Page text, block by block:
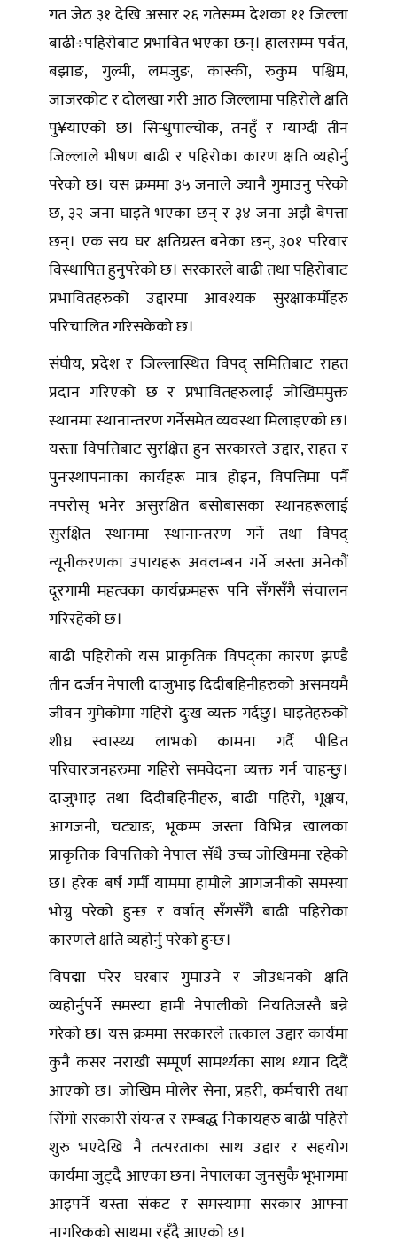
गत जेठ ३१ देखि असार २६ गतेसम्म देशका ११ जिल्ला
बाढी÷पहिरोबाट प्रभावित भएका छन्। हालसम्म पर्वत,
बझाङ, गुल्मी, लमजुङ, कास्की, रुकुम पश्चिम,
जाजरकोट र दोलखा गरी आठ जिल्लामा पहिरोले क्षति
पु¥याएको छ। सिन्धुपाल्चोक, तनहुँ र म्याग्दी तीन
जिल्लाले भीषण बाढी र पहिरोका कारण क्षति व्यहोर्नु
परेको छ। यस क्रममा ३५ जनाले ज्यानै गुमाउनु परेको
छ, ३२ जना घाइते भएका छन् र ३४ जना अझै बेपत्ता
छन्। एक सय घर क्षतिग्रस्त बनेका छन्, ३०१ परिवार
विस्थापित हुनुपरेको छ। सरकारले बाढी तथा पहिरोबाट
प्रभावितहरुको उद्दारमा आवश्यक सुरक्षाकर्मीहरु
परिचालित गरिसकेको छ।
संघीय, प्रदेश र जिल्लास्थित विपद् समितिबाट राहत
प्रदान गरिएको छ र प्रभावितहरुलाई जोखिममुक्त
स्थानमा स्थानान्तरण गर्नेसमेत व्यवस्था मिलाइएको छ।
यस्ता विपत्तिबाट सुरक्षित हुन सरकारले उद्दार, राहत र
पुनःस्थापनाका कार्यहरू मात्र होइन, विपत्तिमा पर्नै
नपरोस् भनेर असुरक्षित बसोबासका स्थानहरूलाई
सुरक्षित स्थानमा स्थानान्तरण गर्ने तथा विपद्
न्यूनीकरणका उपायहरू अवलम्बन गर्ने जस्ता अनेकौं
दूरगामी महत्वका कार्यक्रमहरू पनि सँगसँगै संचालन
गरिरहेको छ।
बाढी पहिरोको यस प्राकृतिक विपद्का कारण झण्डै
तीन दर्जन नेपाली दाजुभाइ दिदीबहिनीहरुको असमयमै
जीवन गुमेकोमा गहिरो दुःख व्यक्त गर्दछु। घाइतेहरुको
शीघ्र स्वास्थ्य लाभको कामना गर्दै पीडित
परिवारजनहरुमा गहिरो समवेदना व्यक्त गर्न चाहन्छु।
दाजुभाइ तथा दिदीबहिनीहरु, बाढी पहिरो, भूक्षय,
आगजनी, चट्याङ, भूकम्प जस्ता विभिन्न खालका
प्राकृतिक विपत्तिको नेपाल सँधै उच्च जोखिममा रहेको
छ। हरेक बर्ष गर्मी याममा हामीले आगजनीको समस्या
भोग्नु परेको हुन्छ र वर्षात् सँगसँगै बाढी पहिरोका
कारणले क्षति व्यहोर्नु परेको हुन्छ।
विपद्मा परेर घरबार गुमाउने र जीउधनको क्षति
व्यहोर्नुपर्ने समस्या हामी नेपालीको नियतिजस्तै बन्ने
गरेको छ। यस क्रममा सरकारले तत्काल उद्दार कार्यमा
कुनै कसर नराखी सम्पूर्ण सामर्थ्यका साथ ध्यान दिदैं
आएको छ। जोखिम मोलेर सेना, प्रहरी, कर्मचारी तथा
सिंगो सरकारी संयन्त्र र सम्बद्ध निकायहरु बाढी पहिरो
शुरु भएदेखि नै तत्परताका साथ उद्दार र सहयोग
कार्यमा जुट्दै आएका छन। नेपालका जुनसुकै भूभागमा
आइपर्ने यस्ता संकट र समस्यामा सरकार आफ्ना
नागरिकको साथमा रहँदै आएको छ।